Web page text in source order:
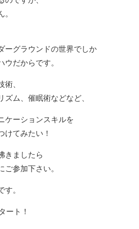
ーグラウンドの世界でしか
ウだからです。
、
ズム、催眠術などなど、
ケーションスキルを
けてみたい！
きましたら
ご参加下さい。
。
ート！